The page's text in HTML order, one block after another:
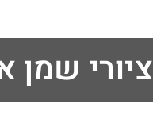
ציורי שמן